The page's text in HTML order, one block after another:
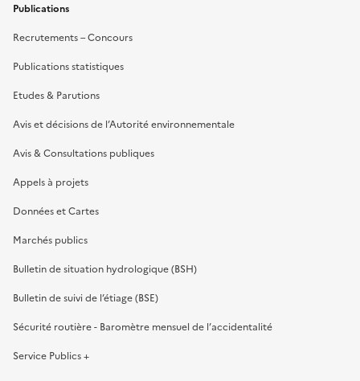
Publications
Recrutements – Concours
Publications statistiques
Etudes & Parutions
Avis et décisions de l’Autorité environnementale
Avis & Consultations publiques
Appels à projets
Données et Cartes
Marchés publics
Bulletin de situation hydrologique (BSH)
Bulletin de suivi de l’étiage (BSE)
Sécurité routière - Baromètre mensuel de l’accidentalité
Service Publics +